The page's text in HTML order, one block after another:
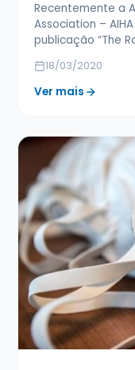
Recentemente a
Association –
publicação “The
18/03/2020
Ver mais